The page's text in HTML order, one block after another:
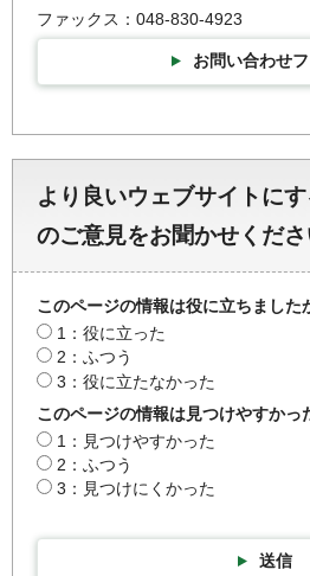
ファックス：048-830-4923
お問い合わせ
より良いウェブサイトに
のご意見をお聞かせくだ
このページの情報は役に立ちました
1：役に立った
2：ふつう
3：役に立たなかった
このページの情報は見つけやすかっ
1：見つけやすかった
2：ふつう
3：見つけにくかった
送信